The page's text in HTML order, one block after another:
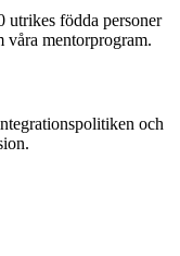
utrikes födda personer
våra mentorprogram.
och